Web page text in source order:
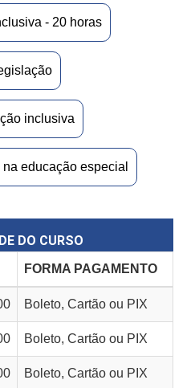
- 20 horas
inclusiva
educação especial
DO CURSO
FORMA PAGAMENTO
Boleto, Cartão ou PIX
Boleto, Cartão ou PIX
Boleto, Cartão ou PIX